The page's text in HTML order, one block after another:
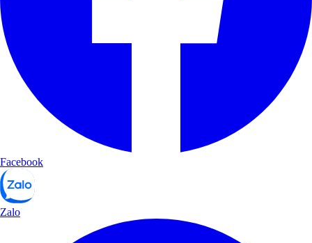
Facebook
Zalo